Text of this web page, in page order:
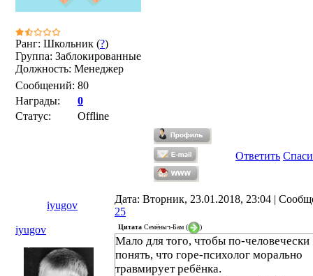
Ранг: Школьник (?)
Группа: Заблокированные
Должность: Менеджер
Сообщений: 80
Награды:
0
Статус:
Offline
Ответить
iyugov
Дата: Вторник, 23.01.2018, 23:04 |
25
iyugov
Цитата Семёныч-Бам ( )
Мало для того, чтобы по-человечески
понять, что горе-психолог морально
травмирует ребёнка.